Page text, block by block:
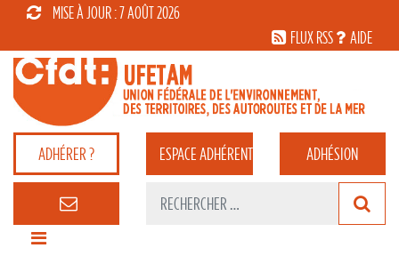
MISE À JOUR : 7 AOÛT 2026
FLUX RSS
AIDE
ADHÉRER ? ESPACEADHÉRENT ADHÉSION